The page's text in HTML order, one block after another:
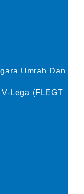
Umrah Dan
Lega (FLEGT